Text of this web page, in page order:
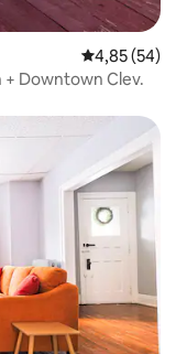
Évaluation
4,85 (54)
+ Downtown Clev.